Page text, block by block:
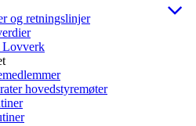
og retningslinjer
Lovverk
hovedstyremøter